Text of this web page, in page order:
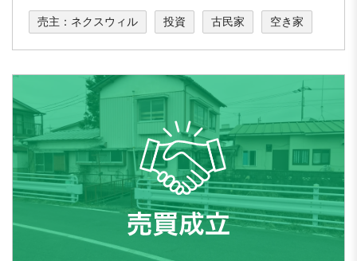
売主：ネクスウィル 投資 古民家 空き家